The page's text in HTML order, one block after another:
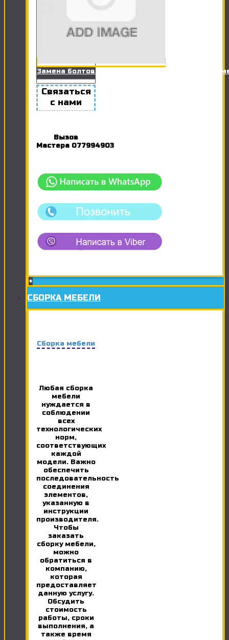
Замена болтов крепления унитаза к полу (+
Связаться
с нами
Вызов
Мастера 077994903
+
СБОРКА МЕБЕЛИ
Сборка мебели
Любая сборка
мебели
нуждается в
соблюдении
всех
технологических
норм,
соответствующих
каждой
модели. Важно
обеспечить
последовательность
соединения
элементов,
указанную в
инструкции
производителя.
Чтобы
заказать
сборку мебели,
можно
обратиться в
компанию,
которая
предоставляет
данную услугу.
Обсудить
стоимость
работы, сроки
выполнения, а
также время